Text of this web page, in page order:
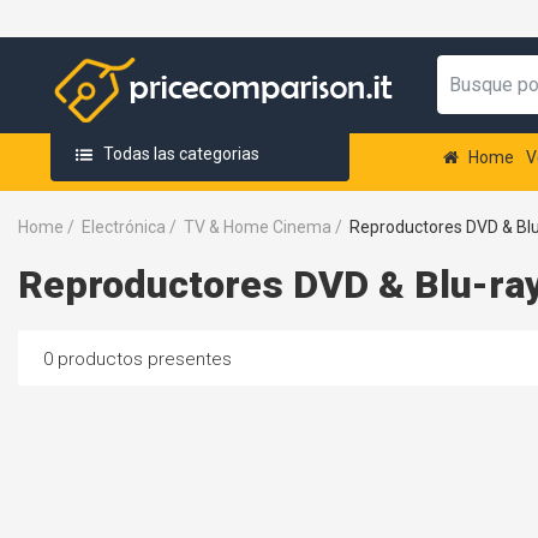
Todas las categorias Home
Home / Electrónica / TV & Home Cinema / Reproductores DVD &
Reproductores DVD & Blu-
0 productos presentes